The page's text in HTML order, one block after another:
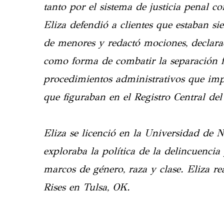
tanto por el sistema de justicia penal
Eliza defendió a clientes que estaban
de menores y redactó mociones,
como forma de combatir la
procedimientos administrativos que
que figuraban en el Registro Central
Eliza se licenció en la Universidad de
exploraba la política de la
marcos de género, raza y clase. Eliza
Rises en Tulsa, OK.